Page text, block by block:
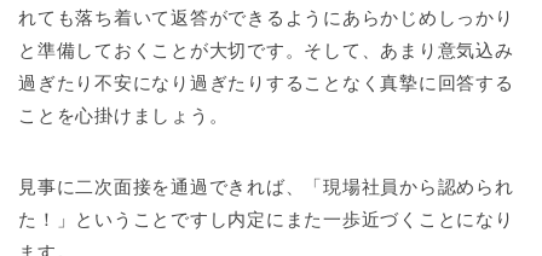
れても落ち着いて返答ができるようにあらかじめしっかり
と準備しておくことが大切です。そして、あまり意気込み
過ぎたり不安になり過ぎたりすることなく真摯に回答する
ことを心掛けましょう。
見事に二次面接を通過できれば、「現場社員から認められ
た！」ということですし内定にまた一歩近づくことになり
ます。